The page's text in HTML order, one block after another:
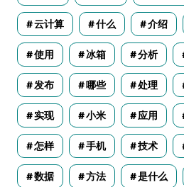
云计算 什么 介绍
使用 冰箱 分析
发布 哪些 处理
实现 小米 应用
怎样 手机 技术
数据 方法 是什么